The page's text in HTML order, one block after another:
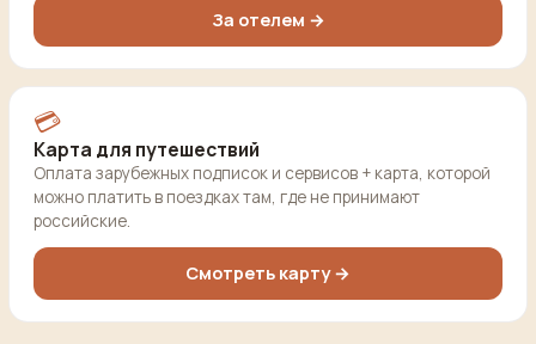
За отелем →
💳
Карта для путешествий
Оплата зарубежных подписок и сервисов + карта, которой
можно платить в поездках там, где не принимают
российские.
Смотреть карту →